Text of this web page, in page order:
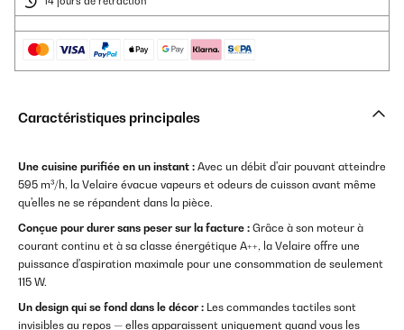
Caractéristiques principales
Une cuisine purifiée en un instant : Avec un débit d'air pouvant atteindre
595 m³/h, la Velaire évacue vapeurs et odeurs de cuisson avant même
qu'elles ne se répandent dans la pièce.
Conçue pour durer sans peser sur la facture : Grâce à son moteur à
courant continu et à sa classe énergétique A++, la Velaire offre une
puissance d'aspiration maximale pour une consommation de seulement
115 W.
Un design qui se fond dans le décor : Les commandes tactiles sont
invisibles au repos — elles apparaissent uniquement quand vous les